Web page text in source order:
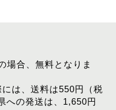
場合、無料となりま
は、送料は550円（税
への発送は、1,650円